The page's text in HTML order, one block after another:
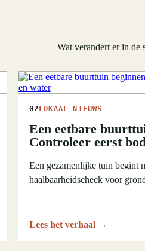
Wat verandert er in de
02 LOKAAL NIEUWS
Een eetbare
Controleer eerst
Een gezamenlijke tuin begint
haalbaarheidscheck voor
Lees het verhaal →